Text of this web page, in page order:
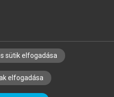
KÖNYVTÁROSOKNAK
ALAPELVEK
sütik elfogadása
elfogadása